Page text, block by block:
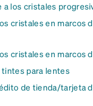
a los cristales
cristales en marcos
cristales en marcos
para lentes
de tienda/tarjeta